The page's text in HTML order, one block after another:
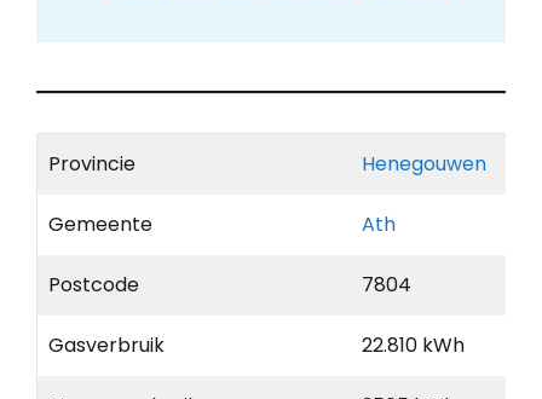
Provincie Henegouwen
Gemeente Ath
Postcode 7804
Gasverbruik 22.810 kWh